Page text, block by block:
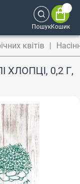
ПошукКошик
квітів
0,2 Г,